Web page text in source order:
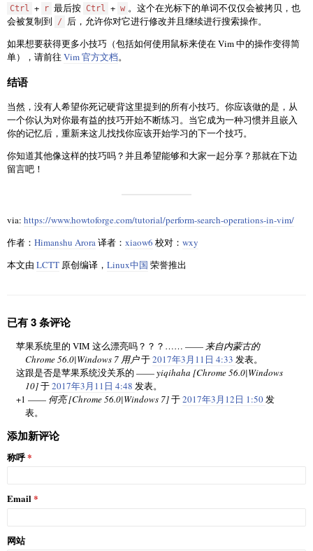
Ctrl + r 最后按 Ctrl + w 。这个在光标下的单词不仅仅会被拷贝，也
会被复制到
/
后，允许你对它进行修改并且继续进行搜索操作。
如果想要获得更多小技巧（包括如何使用鼠标来使在 Vim 中的操作变得简
单），请前往 Vim 官方文档。
结语
当然，没有人希望你死记硬背这里提到的所有小技巧。你应该做的是，从
一个你认为对你最有益的技巧开始不断练习。当它成为一种习惯并且嵌入
你的记忆后，重新来这儿找找你应该开始学习的下一个技巧。
你知道其他像这样的技巧吗？并且希望能够和大家一起分享？那就在下边
留言吧！
via: https://www.howtoforge.com/tutorial/perform-search-operations-in-vim/
作者： Himanshu Arora译者： xiaow6 校对： wxy
本文由 LCTT 原创编译， Linux中国 荣誉推出
已有 3 条评论
苹果系统里的 VIM 这么漂亮吗？？？…… —— 来自内蒙古的
Chrome 56.0|Windows 7 用户于2017年3月11日 4:33 发表。
这跟是否是苹果系统没关系的 ——yiqihaha [Chrome 56.0|Windows
10]于2017年3月11日 4:48 发表。
+1 —— 何亮 [Chrome 56.0|Windows 7]于2017年3月12日 1:50 发
表。
添加新评论
称呼
Email
网站